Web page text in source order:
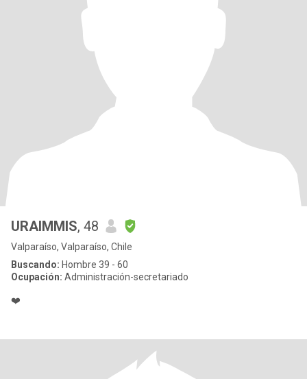
URAIMMIS, 48
Valparaíso, Valparaíso, Chile
Buscando: Hombre 39 - 60
Ocupación: Administración-secretariado
❤️